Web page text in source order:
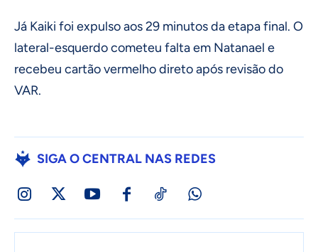
Já Kaiki foi expulso aos 29 minutos da etapa final. O
lateral-esquerdo cometeu falta em Natanael e
recebeu cartão vermelho direto após revisão do
VAR.
SIGA O CENTRAL NAS REDES